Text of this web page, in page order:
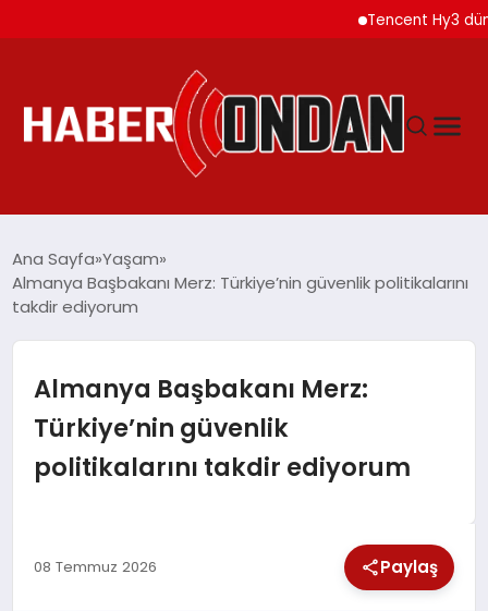
Tencent Hy3 dünya
SIYASET
DÜNYA
EKONOMI
TEKNOLOJI
Ana Sayfa Yaşam
Almanya Başbakanı Merz: Türkiye’nin güvenlik politikalarını
takdir ediyorum
Almanya Başbakanı Merz:
Türkiye’nin güvenlik
politikalarını takdir ediyorum
08 Temmuz 2026 Paylaş